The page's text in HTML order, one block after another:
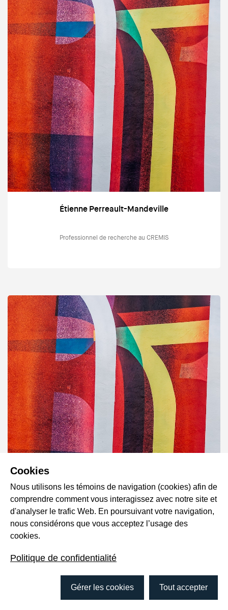
Étienne Perreault-Mandeville
Professionnel de recherche au CREMIS
Amélie Geoffroy
CREMIS
Cookies
Nous utilisons les témoins de navigation (cookies) afin de
comprendre comment vous interagissez avec notre site et
d'analyser le trafic Web. En poursuivant votre navigation,
nous considérons que vous acceptez l’usage des
cookies.
Politique de confidentialité
Gérer les cookies Tout accepter